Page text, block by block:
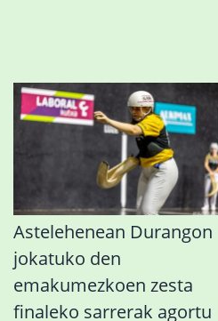
Astelehenean Durangon
jokatuko den
emakumezkoen zesta
finaleko sarrerak agortu